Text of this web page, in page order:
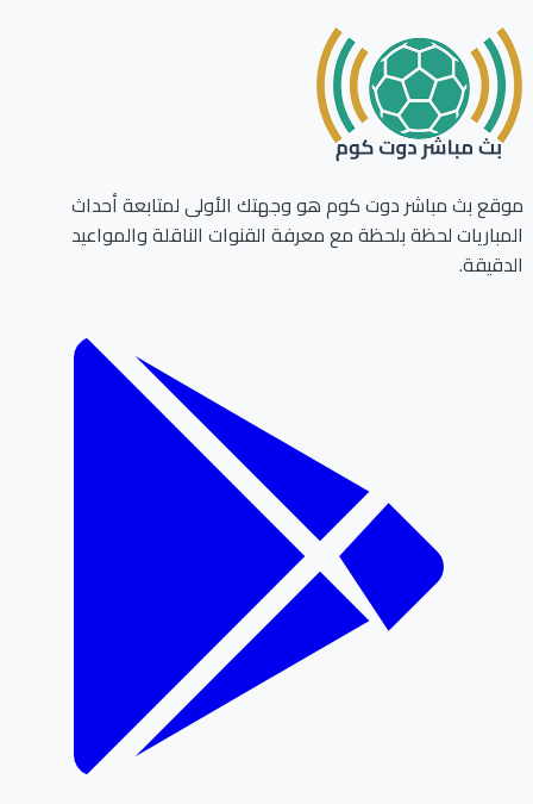
بث مباشر دوت كوم هو وجهتك الأولى لمتابعة أحداث
لحظة بلحظة مع معرفة القنوات الناقلة والمواعيد